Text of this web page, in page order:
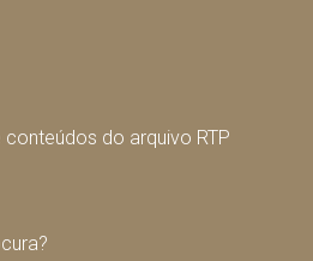
do arquivo RTP